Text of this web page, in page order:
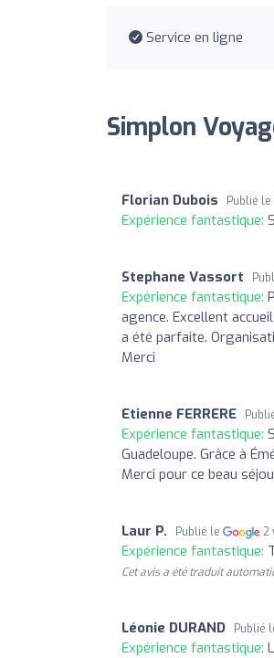
Service en ligne
Simplon
Florian Dubois Publié le
Expérience fantastique:
Stephane Vassort
Expérience fantastique:
agence. Excellent
a été parfaite.
Merci
Etienne FERRERE
Expérience fantastique:
Guadeloupe. Grâce à
Merci pour ce beau
Laur P. Publié le 2
Expérience fantastique:
Cet avis a été traduit
Léonie DURAND Publié
Expérience fantastique: